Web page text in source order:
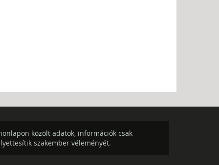
közölt adatok, információk csak
szakember véleményét.